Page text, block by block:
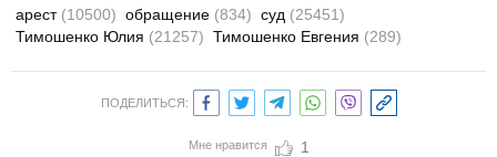
арест (10500) обращение (834) суд (25451)
Тимошенко Юлия (21257) Тимошенко Евгения (289)
ПОДЕЛИТЬСЯ:
Мне нравится 1